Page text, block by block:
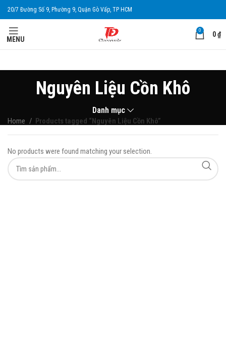
20/7 Đường Số 9, Phường 9, Quận Gò Vấp, TP HCM
MENU
0 0₫
Nguyên Liệu Cồn Khô
Danh mục
Home Products tagged “Nguyên Liệu Cồn Khô”
No products were found matching your selection.